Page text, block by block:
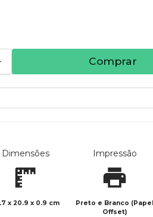
Comprar
Dimensões
x 20.9 x 0.9 cm
Impressão
Preto e Branco (Papel
Offset)